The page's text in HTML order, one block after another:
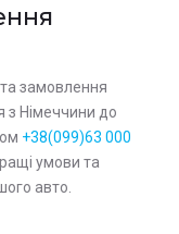
замовлення
з Німеччини до
+38(099)63 000
умови та
авто.